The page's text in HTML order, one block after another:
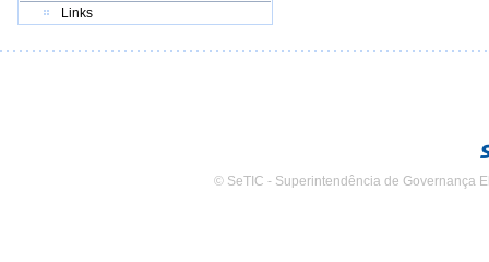
Links
© SeTIC - Superintendência de Governança